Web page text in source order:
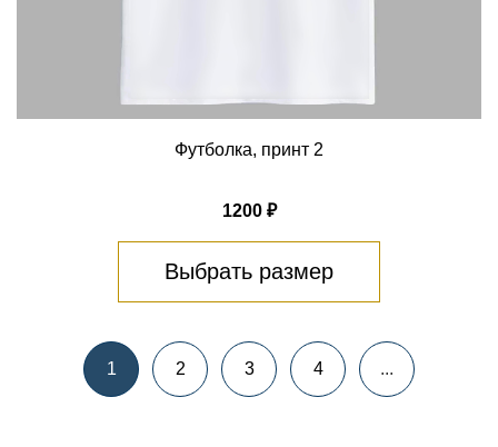
Футболка, принт 2
1200 ₽
Выбрать размер
1 2 3 4 ...